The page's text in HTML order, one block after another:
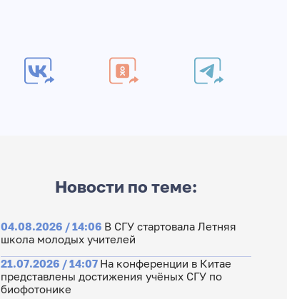
Новости по теме:
04.08.2026 / 14:06 В СГУ стартовала Летняя
школа молодых учителей
21.07.2026 / 14:07 На конференции в Китае
представлены достижения учёных СГУ по
биофотонике